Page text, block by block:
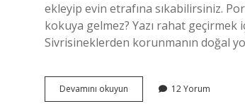
ekleyip evin etrafına sıkabilirsiniz.
kokuya gelmez? Yazı rahat geçirmek
Sivrisineklerden korunmanın doğal
Devamını okuyun
Sineği
12 Yorum